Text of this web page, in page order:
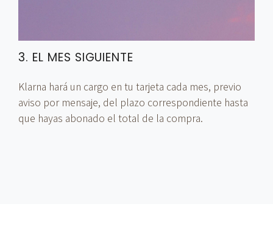
3. EL MES SIGUIENTE
Klarna hará un cargo en tu tarjeta cada mes, previo
aviso por mensaje, del plazo correspondiente hasta
que hayas abonado el total de la compra.